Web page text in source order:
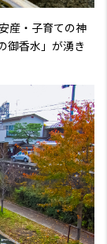
産・子育ての神
御香水」が湧き